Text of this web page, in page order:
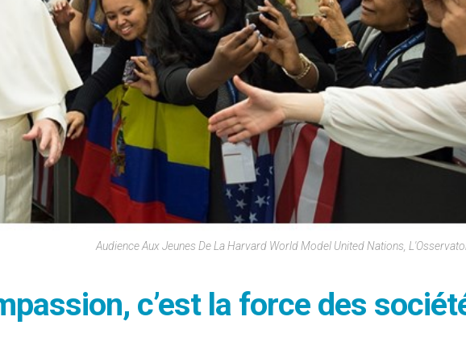
Audience Aux Jeunes De La Harvard World Model United Nations,
c’est la force des